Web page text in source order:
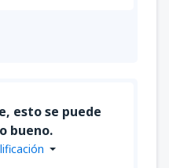
esto se puede
bueno.